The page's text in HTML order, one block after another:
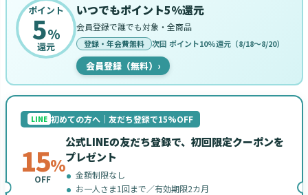
ポイント
5%
還元
いつでもポイント5%還元
会員登録で誰でも対象・全商品
登録・年会費無料 次回 ポイント10%還元（8/18〜8/20）
会員登録（無料） ›
LINE 初めての方へ｜友だち登録で15%OFF
15%
OFF
公式LINEの友だち登録で、初回限定クーポンを
プレゼント
金額制限なし
お一人さま1回まで／有効期限2カ月